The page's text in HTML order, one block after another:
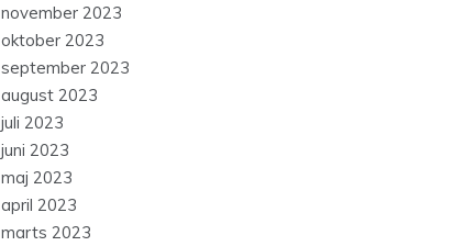
november 2023
oktober 2023
september 2023
august 2023
juli 2023
juni 2023
maj 2023
april 2023
marts 2023